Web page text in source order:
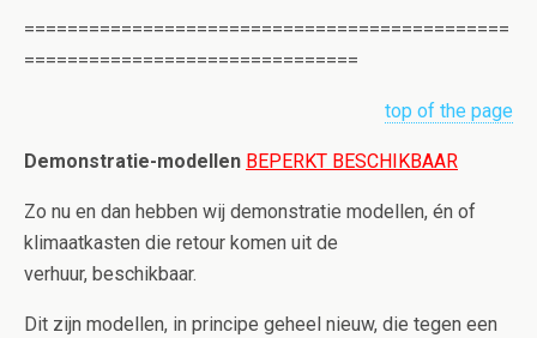
=============================================
===============================
top of the page
Demonstratie-modellen BEPERKT BESCHIKBAAR
Zo nu en dan hebben wij demonstratie modellen, én of
klimaatkasten die retour komen uit de
verhuur, beschikbaar.
Dit zijn modellen, in principe geheel nieuw, die tegen een